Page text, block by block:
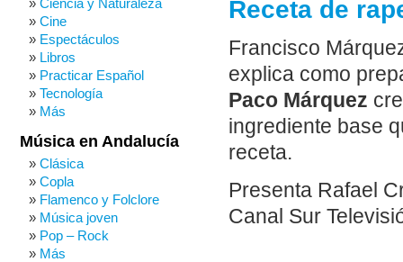
Receta de
Francisco
explica como
Paco Márquez
ingrediente base
receta.
Presenta Rafael
Canal Sur
Ciencia y Naturaleza
Cine
Espectáculos
Libros
Practicar Español
Tecnología
Más
Música en Andalucía
Clásica
Copla
Flamenco y Folclore
Música joven
Pop – Rock
Más